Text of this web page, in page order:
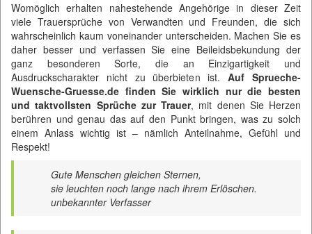
Womöglich erhalten nahestehende Angehörige in dieser Zeit
viele Trauersprüche von Verwandten und Freunden, die sich
wahrscheinlich kaum voneinander unterscheiden. Machen Sie es
daher besser und verfassen Sie eine Beileidsbekundung der
ganz besonderen Sorte, die an Einzigartigkeit und
Ausdruckscharakter nicht zu überbieten ist.Auf Sprueche-
Wuensche-Gruesse.de finden Sie wirklich nur die besten
und taktvollsten Sprüche zur Trauer, mit denen Sie Herzen
berühren und genau das auf den Punkt bringen, was zu solch
einem Anlass wichtig ist – nämlich Anteilnahme, Gefühl und
Respekt!
Gute Menschen gleichen Sternen,
sie leuchten noch lange nach ihrem Erlöschen.
unbekannter Verfasser